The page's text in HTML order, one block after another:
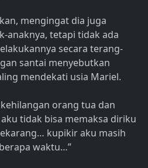
mengingat dia juga
anaknya, tetapi tidak ada
secara terang-
santai menyebutkan
mendekati usia Mariel.
orang tua dan
tidak bisa memaksa diriku
kupikir aku masih
waktu…”